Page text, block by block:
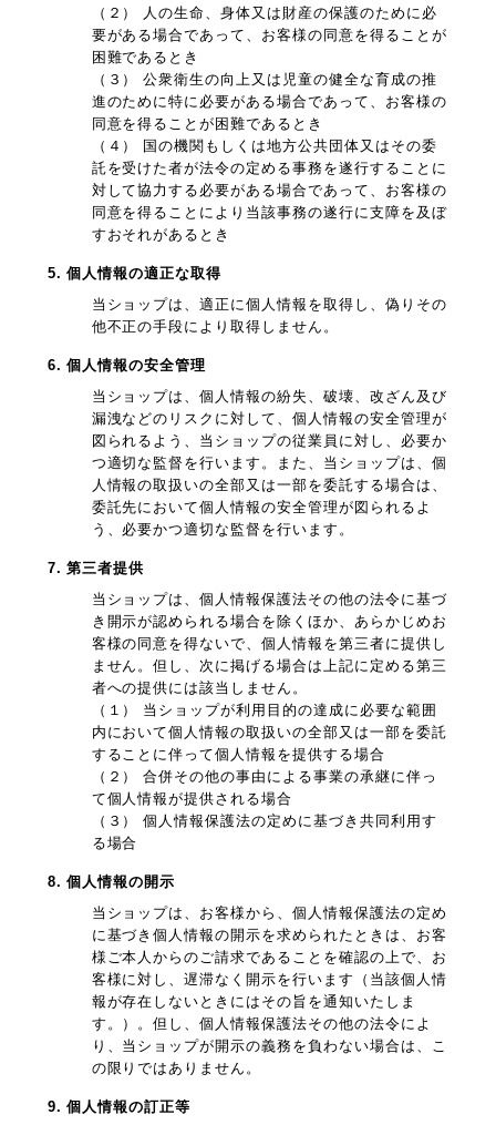
（２） 人の生命、身体又は財産の保護のために必
要がある場合であって、お客様の同意を得ることが
困難であるとき
（３） 公衆衛生の向上又は児童の健全な育成の推
進のために特に必要がある場合であって、お客様の
同意を得ることが困難であるとき
（４） 国の機関もしくは地方公共団体又はその委
託を受けた者が法令の定める事務を遂行することに
対して協力する必要がある場合であって、お客様の
同意を得ることにより当該事務の遂行に支障を及ぼ
すおそれがあるとき
5. 個人情報の適正な取得
当ショップは、適正に個人情報を取得し、偽りその
他不正の手段により取得しません。
6. 個人情報の安全管理
当ショップは、個人情報の紛失、破壊、改ざん及び
漏洩などのリスクに対して、個人情報の安全管理が
図られるよう、当ショップの従業員に対し、必要か
つ適切な監督を行います。また、当ショップは、個
人情報の取扱いの全部又は一部を委託する場合は、
委託先において個人情報の安全管理が図られるよ
う、必要かつ適切な監督を行います。
7. 第三者提供
当ショップは、個人情報保護法その他の法令に基づ
き開示が認められる場合を除くほか、あらかじめお
客様の同意を得ないで、個人情報を第三者に提供し
ません。但し、次に掲げる場合は上記に定める第三
者への提供には該当しません。
（１） 当ショップが利用目的の達成に必要な範囲
内において個人情報の取扱いの全部又は一部を委託
することに伴って個人情報を提供する場合
（２） 合併その他の事由による事業の承継に伴っ
て個人情報が提供される場合
（３） 個人情報保護法の定めに基づき共同利用す
る場合
8. 個人情報の開示
当ショップは、お客様から、個人情報保護法の定め
に基づき個人情報の開示を求められたときは、お客
様ご本人からのご請求であることを確認の上で、お
客様に対し、遅滞なく開示を行います（当該個人情
報が存在しないときにはその旨を通知いたしま
す。）。但し、個人情報保護法その他の法令によ
り、当ショップが開示の義務を負わない場合は、こ
の限りではありません。
9. 個人情報の訂正等